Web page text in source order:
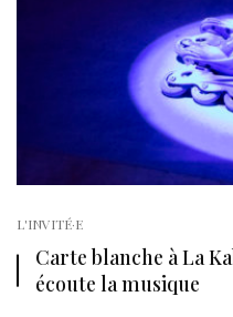
L'INVITÉ·E
Carte blanche à La
écoute la musique